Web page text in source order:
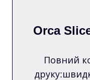
Orca
Повний